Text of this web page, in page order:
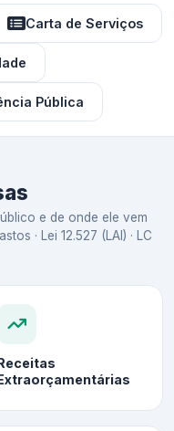
Carta de Serviços
Pública
e de onde ele vem
· Lei 12.527 (LAI) · LC